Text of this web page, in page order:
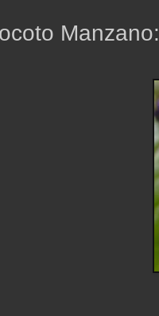
Manzano: